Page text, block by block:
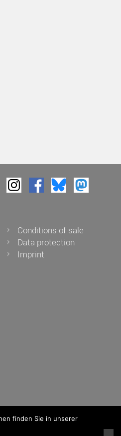
Conditions of sale
Data protection
Imprint
finden Sie in unserer